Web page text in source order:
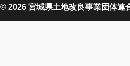
© 2026 宮城県土地改良事業団体連